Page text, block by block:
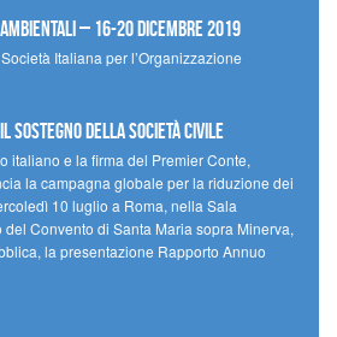
– 16-20 Dicembre 2019
Italiana per l’Organizzazione
sostegno della società civile
italiano e la firma del Premier Conte,
la campagna globale per la riduzione dei
10 luglio a Roma, nella Sala
Convento di Santa Maria sopra Minerva,
la presentazione Rapporto Annuo